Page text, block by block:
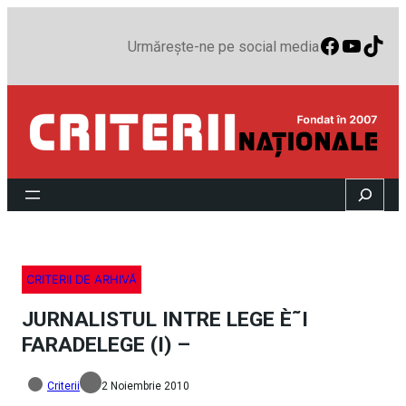
Urmărește-ne pe social media
Search
CRITERII DE ARHIVĂ
JURNALISTUL INTRE LEGE È˜I
FARADELEGE (I) –
Criterii 2 Noiembrie 2010